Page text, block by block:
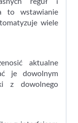
to wstawianie
wiele
aktualne
je dowolnym
z dowolnego